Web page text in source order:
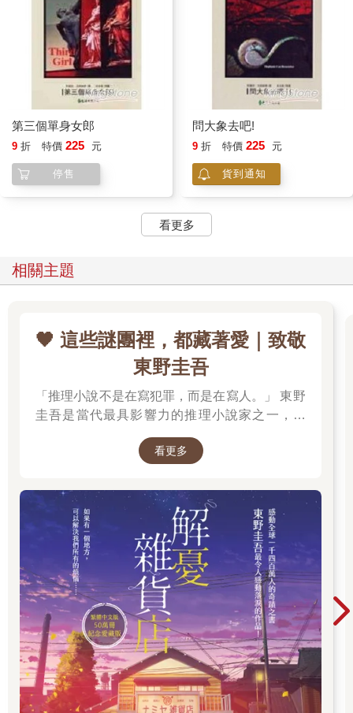
第三個單身女郎
9 折 特價 225 元
停售
問大象去吧!
9 折 特價 225 元
貨到通知
看更多
相關主題
🖤 這些謎團裡，都藏著愛｜致敬
東野圭吾
「推理小說不是在寫犯罪，而是在寫人。」 東野
圭吾是當代最具影響力的推理小說家之一，自
《放學後》榮獲江戶川亂步獎出道以來，四十餘
年間創作超過百部作品，留下《白夜行》、《嫌
憂雜貨店》等無數經典，陪伴一代又一代讀者，
也讓推理小說跨越了類型文學的界線。 在他的故
事裡，推理從來不是終點。每一樁案件的背後，
都藏著人性的幽微、親情的牽絆、愛情的遺憾，
以及對生命最深刻的凝視。當真相揭曉的那一
刻，留在讀者心中的，往往不是兇手是誰，而是
那些無法言說的情感。
看更多